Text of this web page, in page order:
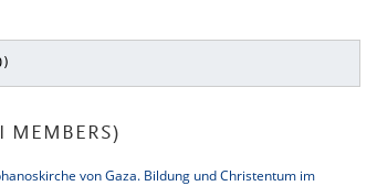
MEMBERS)
von Gaza. Bildung und Christentum im